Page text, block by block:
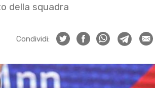
della squadra
Condividi: